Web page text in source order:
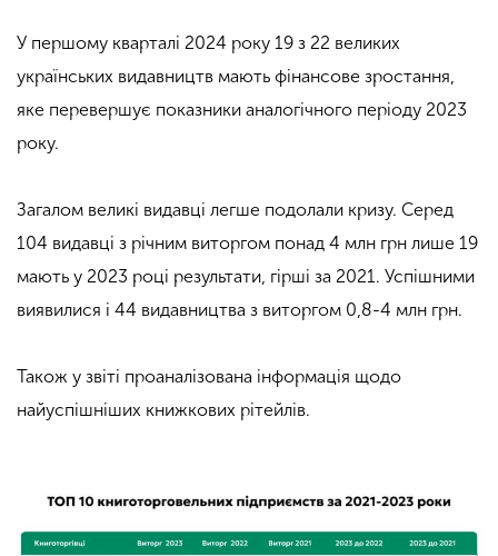
У першому кварталі 2024 року 19 з 22 великих
українських видавництв мають фінансове зростання,
яке перевершує показники аналогічного періоду 2023
року.
Загалом великі видавці легше подолали кризу. Серед
104 видавці з річним виторгом понад 4 млн грн лише 19
мають у 2023 році результати, гірші за 2021. Успішними
виявилися і 44 видавництва з виторгом 0,8-4 млн грн.
Також у звіті проаналізована інформація щодо
найуспішніших книжкових рітейлів.